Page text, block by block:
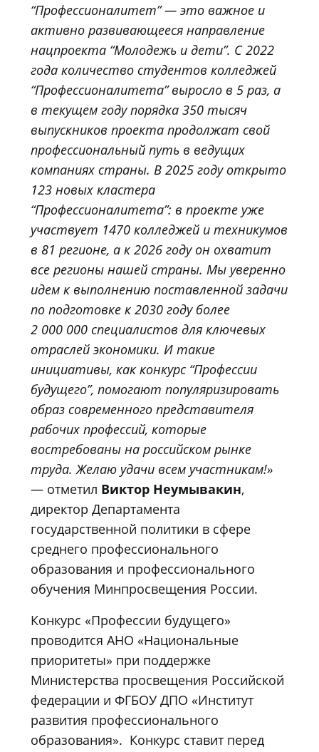
“Профессионалитет” — это важное и
активно развивающееся направление
нацпроекта “Молодежь и дети”. С 2022
года количество студентов колледжей
“Профессионалитета” выросло в 5 раз, а
в текущем году порядка 350 тысяч
выпускников проекта продолжат свой
профессиональный путь в ведущих
компаниях страны. В 2025 году открыто
123 новых кластера
“Профессионалитета”: в проекте уже
участвует 1470 колледжей и техникумов
в 81 регионе, а к 2026 году он охватит
все регионы нашей страны. Мы уверенно
идем к выполнению поставленной задачи
по подготовке к 2030 году более
2 000 000 специалистов для ключевых
отраслей экономики. И такие
инициативы, как конкурс “Профессии
будущего”, помогают популяризировать
образ современного представителя
рабочих профессий, которые
востребованы на российском рынке
труда. Желаю удачи всем участникам!»
— отметил Виктор Неумывакин,
директор Департамента
государственной политики в сфере
среднего профессионального
образования и профессионального
обучения Минпросвещения России.
Конкурс «Профессии будущего»
проводится АНО «Национальные
приоритеты» при поддержке
Министерства просвещения Российской
федерации и ФГБОУ ДПО «Институт
развития профессионального
образования». Конкурс ставит перед